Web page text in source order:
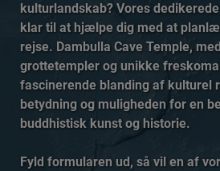
kulturlandskab? Vores
klar til at hjælpe dig med at
rejse. Dambulla Cave Temple,
grottetempler og unikke
fascinerende blanding af kulturel
betydning og muligheden for en
buddhistisk kunst og historie.
Fyld formularen ud, så vil en af